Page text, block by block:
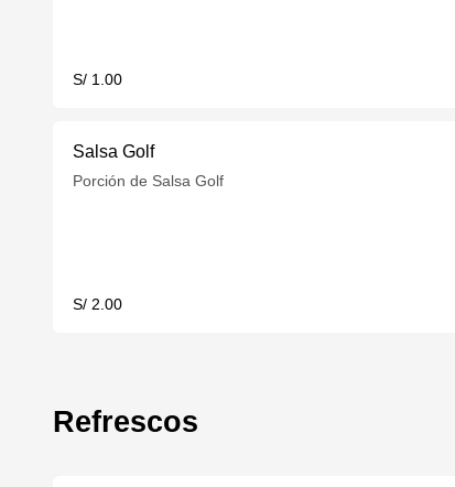
S/ 1.00
Salsa Golf
Porción de Salsa Golf
S/ 2.00
Refrescos